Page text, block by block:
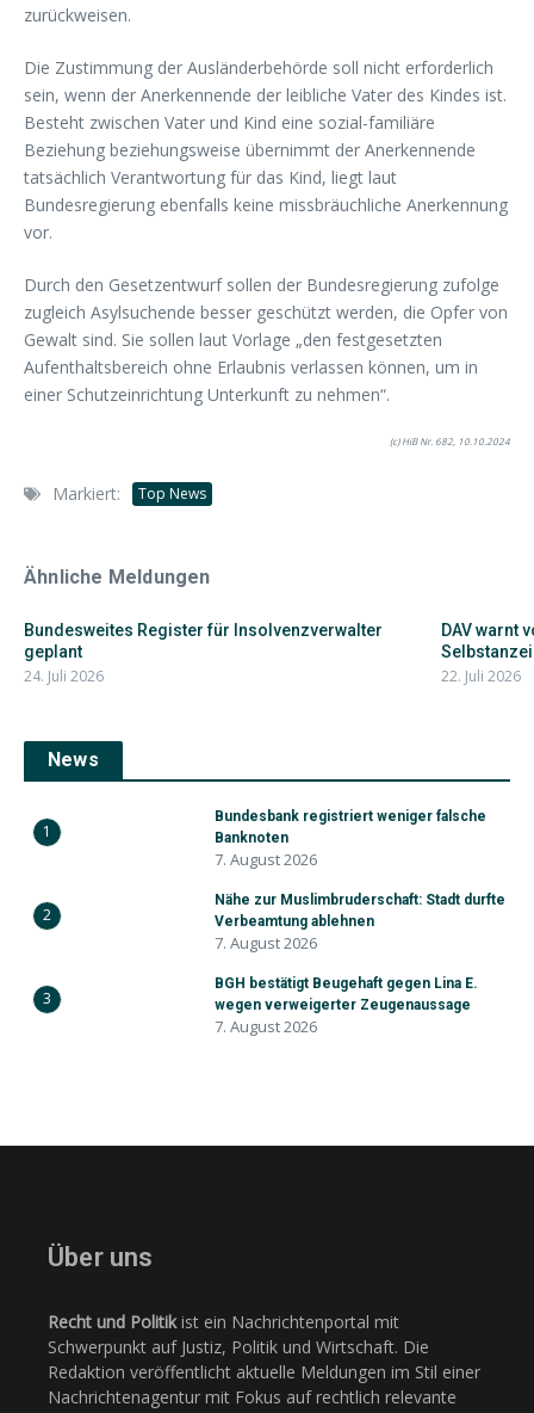
zurückweisen.
Die Zustimmung der Ausländerbehörde soll nicht erforderlich
sein, wenn der Anerkennende der leibliche Vater des Kindes ist.
Besteht zwischen Vater und Kind eine sozial-familiäre
Beziehung beziehungsweise übernimmt der Anerkennende
tatsächlich Verantwortung für das Kind, liegt laut
Bundesregierung ebenfalls keine missbräuchliche Anerkennung
vor.
Durch den Gesetzentwurf sollen der Bundesregierung zufolge
zugleich Asylsuchende besser geschützt werden, die Opfer von
Gewalt sind. Sie sollen laut Vorlage „den festgesetzten
Aufenthaltsbereich ohne Erlaubnis verlassen können, um in
einer Schutzeinrichtung Unterkunft zu nehmen“.
(c) HiB Nr. 682, 10.10.2024
Markiert: Top News
Ähnliche Meldungen
Bundesweites Register für Insolvenzverwalter
geplant
24. Juli 2026
DAV warnt
22. Juli 2026
News
1
Bundesbank registriert weniger falsche
Banknoten
7. August 2026
2
Nähe zur Muslimbruderschaft: Stadt durfte
Verbeamtung ablehnen
7. August 2026
3
BGH bestätigt Beugehaft gegen Lina E.
wegen verweigerter Zeugenaussage
7. August 2026
Über uns
Recht und Politikist ein Nachrichtenportal mit
Schwerpunkt auf Justiz, Politik und Wirtschaft. Die
Redaktion veröffentlicht aktuelle Meldungen im Stil einer
Nachrichtenagentur mit Fokus auf rechtlich relevante